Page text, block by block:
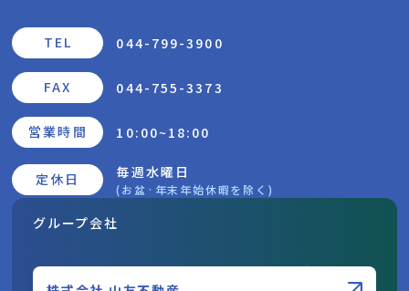
TEL 044-799-3900
FAX 044-755-3373
営業時間 10:00~18:00
定休日 毎週水曜日
(お盆·年末年始休暇を除く)
グループ会社